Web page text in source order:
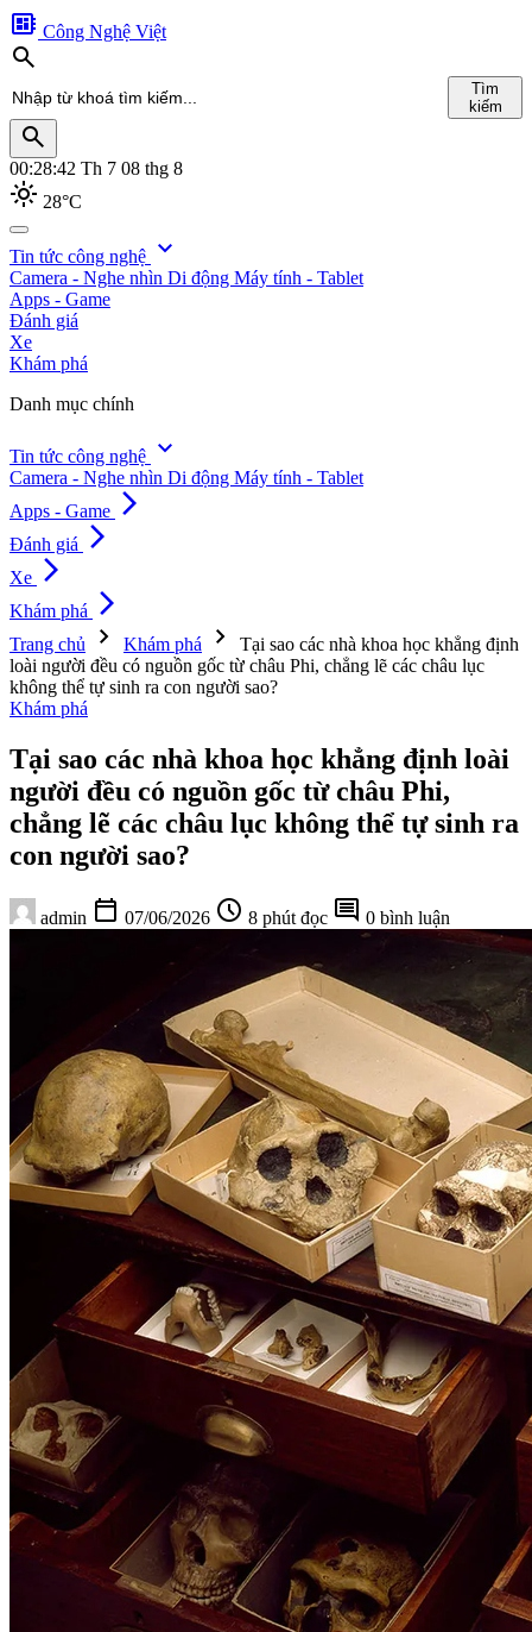
developer_board Công Nghệ Việt
search
Tìm
kiếm
search
00:28:44 Th 7 08 thg 8
light_mode 28°C
search
Tin tức công nghệ expand_more
Camera - Nghe nhìn Di động Máy tính - Tablet
Apps - Game
Đánh giá
Xe
Khám phá
Danh mục chính
Tin tức công nghệ expand_more
Camera - Nghe nhìn Di động Máy tính - Tablet
Apps - Game arrow_forward_ios
Đánh giá arrow_forward_ios
Xe arrow_forward_ios
Khám phá arrow_forward_ios
Trang chủ chevron_right Khám phá chevron_right
Tại sao các nhà khoa học khẳng định
loài người đều có nguồn gốc từ châu Phi, chẳng lẽ các châu lục
không thể tự sinh ra con người sao?
Khám phá
Tại sao các nhà khoa học khẳng định loài
người đều có nguồn gốc từ châu Phi,
chẳng lẽ các châu lục không thể tự sinh ra
con người sao?
admin calendar_today 07/06/2026 schedule 8 phút đọc comment 0 bình luận